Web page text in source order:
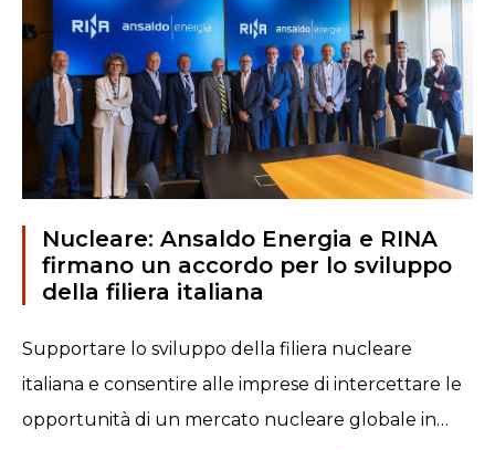
Nucleare: Ansaldo Energia e RINA
firmano un accordo per lo sviluppo
della filiera italiana
Supportare lo sviluppo della filiera nucleare
italiana e consentire alle imprese di intercettare le
opportunità di un mercato nucleare globale in…